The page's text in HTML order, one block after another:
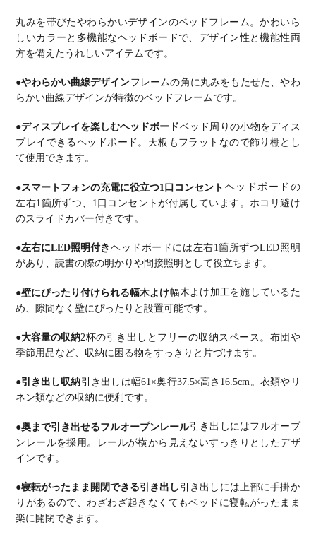
レージュ ダ
ークグレー
レージュ ダ
ークグレー
レージュ ダ
ークグレー
レージュ ダ
ークグレー
レージュ ダ
ークグレー
丸みを帯びたやわらかいデザインのベッドフレーム。かわいら
しいカラーと多機能なヘッドボードで、デザイン性と機能性両
方を備えたうれしいアイテムです。
●やわらかい曲線デザインフレームの角に丸みをもたせた、やわ
らかい曲線デザインが特徴のベッドフレームです。
●ディスプレイを楽しむヘッドボードベッド周りの小物をディス
プレイできるヘッドボード。天板もフラットなので飾り棚とし
て使用できます。
●スマートフォンの充電に役立つ1口コンセント ヘッドボードの
左右1箇所ずつ、1口コンセントが付属しています。ホコリ避け
のスライドカバー付きです。
●左右にLED照明付き ヘッドボードには左右1箇所ずつLED照明
があり、読書の際の明かりや間接照明として役立ちます。
●壁にぴったり付けられる幅木よけ幅木よけ加工を施しているた
め、隙間なく壁にぴったりと設置可能です。
●大容量の収納2杯の引き出しとフリーの収納スペース。布団や
季節用品など、収納に困る物をすっきりと片づけます。
●引き出し収納引き出しは幅61×奥行37.5×高さ16.5cm。衣類やリ
ネン類などの収納に便利です。
●奥まで引き出せるフルオープンレール引き出しにはフルオープ
ンレールを採用。レールが横から見えないすっきりとしたデザ
インです。
●寝転がったまま開閉できる引き出し 引き出しには上部に手掛か
りがあるので、わざわざ起きなくてもベッドに寝転がったまま
楽に開閉できます。